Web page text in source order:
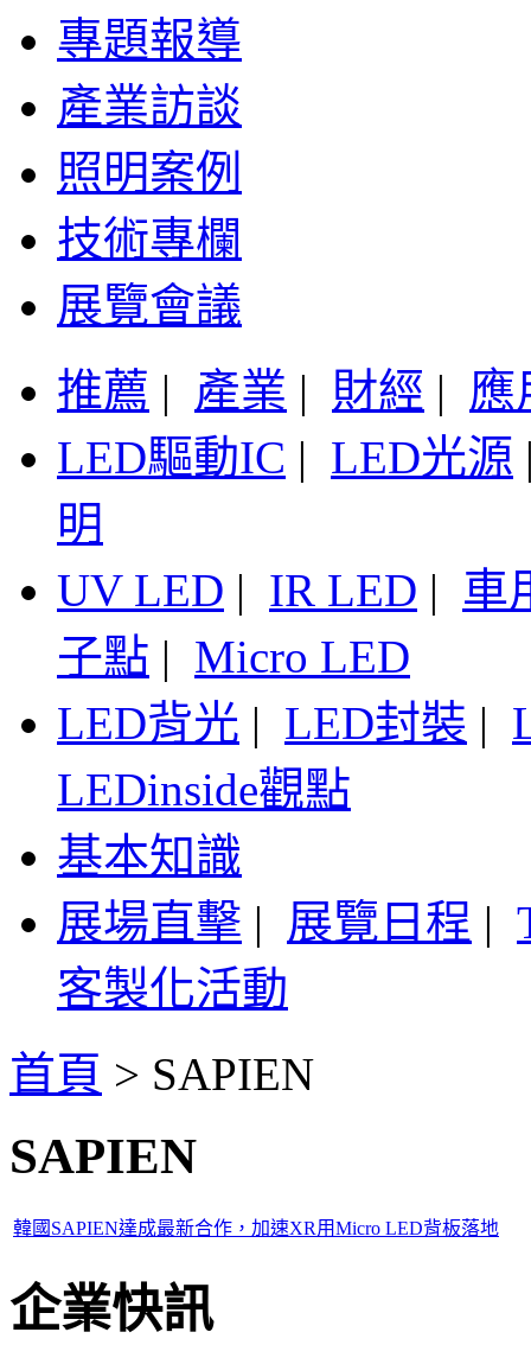
專題報導
產業訪談
照明案例
技術專欄
展覽會議
推薦 | 產業 | 財經 | 應
LED驅動IC | LED光源
明
UV LED | IR LED | 車
子點 | Micro LED
LED背光 | LED封裝 |
LEDinside觀點
基本知識
展場直擊 | 展覽日程 |
客製化活動
首頁 > SAPIEN
SAPIEN
韓國SAPIEN達成最新合作，加速XR用Micro LED背板落地
企業快訊